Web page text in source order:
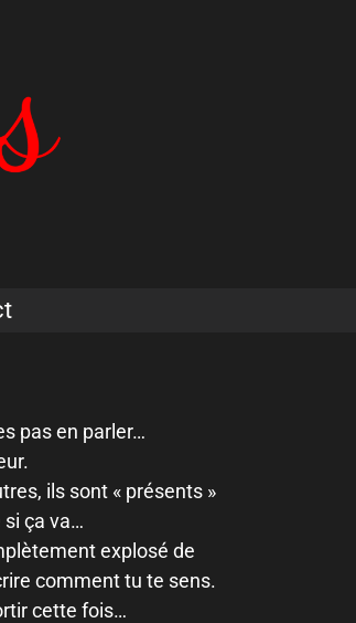
pas en parler…
ils sont « présents »
si ça va…
explosé de
comment tu te sens.
cette fois…